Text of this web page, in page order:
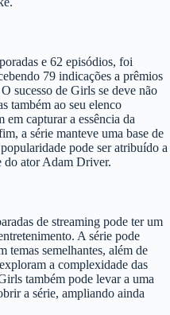
e 62 episódios, foi
79 indicações a prêmios
sucesso de Girls se deve não
também ao seu elenco
capturar a essência da
a série manteve uma base de
pode ser atribuído a
do ator Adam Driver.
de streaming pode ter um
A série pode
temas semelhantes, além de
a complexidade das
também pode levar a uma
a série, ampliando ainda